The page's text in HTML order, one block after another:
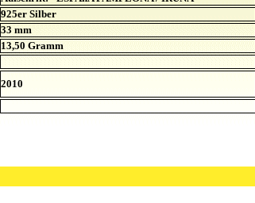
925er Silber
33 mm
13,50 Gramm
2010